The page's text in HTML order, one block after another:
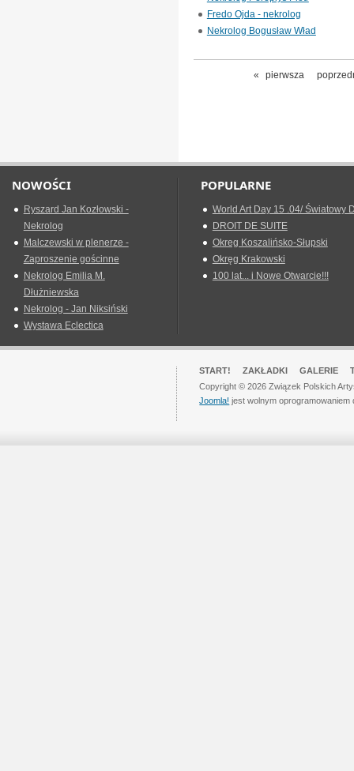
Fredo Ojda - nekrolog
Nekrolog Bogusław Wład
« pierwsza
NOWOŚCI
Ryszard Jan Kozłowski -
Nekrolog
Malczewski w plenerze -
Zaproszenie gościnne
Nekrolog Emilia M.
Dłużniewska
Nekrolog - Jan Niksiński
Wystawa Eclectica
POPULARNE
World Art Day 15 .04/ Światowy
DROIT DE SUITE
Okreg Koszalińsko-Słupski
Okręg Krakowski
100 lat... i Nowe Otwarcie!!!
START! ZAKŁADKI GALERIE
Copyright © 2026 Związek Polskich
Joomla! jest wolnym